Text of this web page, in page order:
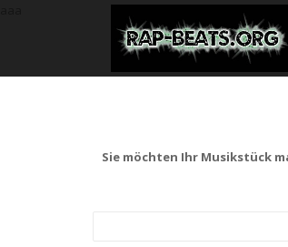
Sie möchten Ihr Musikstück